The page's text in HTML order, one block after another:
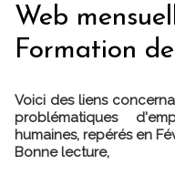
Web
Formation
Voici des liens
problématiques
humaines, repérés en
Bonne lecture,